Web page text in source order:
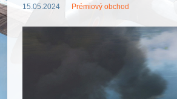
15.05.2024 Prémiový obchod